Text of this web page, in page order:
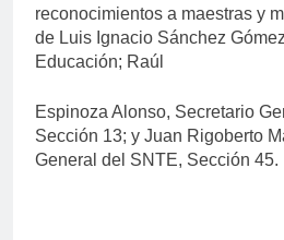
reconocimientos a maestras y
de Luis Ignacio Sánchez
Educación; Raúl
Espinoza Alonso, Secretario
Sección 13; y Juan Rigoberto
General del SNTE, Sección 45.